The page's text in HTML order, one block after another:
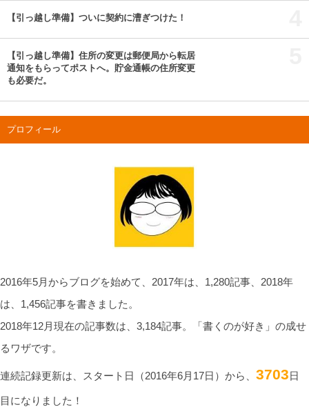
【引っ越し準備】ついに契約に漕ぎつけた！
【引っ越し準備】住所の変更は郵便局から転居
通知をもらってポストへ。貯金通帳の住所変更
も必要だ。
プロフィール
2016年5月からブログを始めて、2017年は、1,280記事、2018年
は、1,456記事を書きました。
2018年12月現在の記事数は、3,184記事。「書くのが好き」の成せ
るワザです。
連続記録更新は、スタート日（2016年6月17日）から、 3703日
目になりました！